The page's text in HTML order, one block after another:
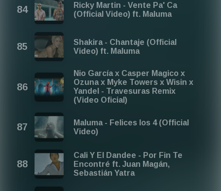
Ricky Martin - Vente Pa' Ca
(Official Video) ft. Maluma
Shakira - Chantaje (Official
Video) ft. Maluma
Nio García x Casper Magico x
Ozuna x Myke Towers x Wisin x
Yandel - Travesuras Remix
(Video Oficial)
Maluma - Felices los 4 (Official
Video)
Cali Y El Dandee - Por Fin Te
Encontré ft. Juan Magán,
Sebastián Yatra